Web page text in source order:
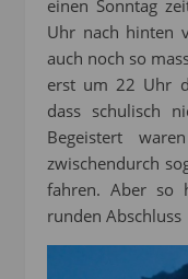
einen Sonntag
Uhr nach hinten
auch noch so
erst um 22 Uhr
dass schulisch
Begeistert
zwischendurch
fahren. Aber so
runden Abschluss